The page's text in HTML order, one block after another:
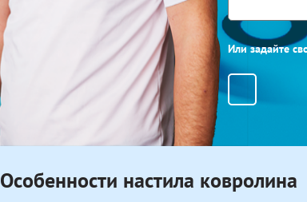
Или задайте
Особенности настила ковролина